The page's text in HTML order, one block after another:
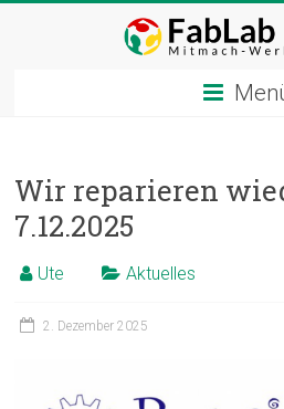
Wir reparieren
7.12.2025
Ute Aktuelles
2. Dezember 2025